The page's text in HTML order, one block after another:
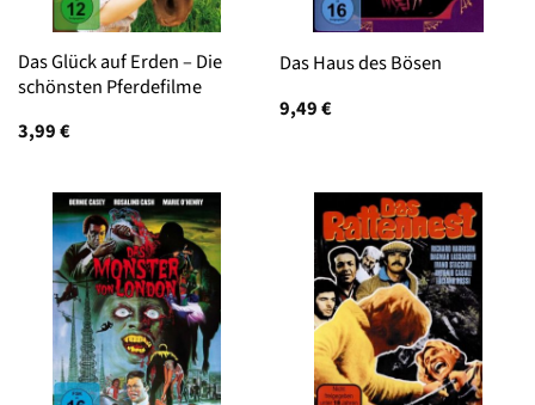
Das Glück auf Erden – Die
schönsten Pferdefilme
3,99€
Das Haus des Bösen
9,49€